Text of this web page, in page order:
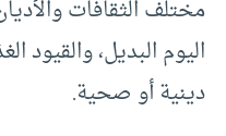
مختلف الثقافات
اليوم البديل، والقيود
دينية أو صحية.